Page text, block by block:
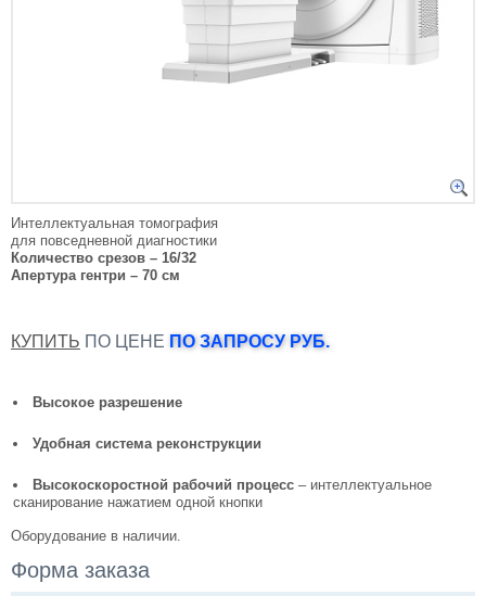
Интеллектуальная томография
для повседневной диагностики
Количество срезов – 16/32
Апертура гентри – 70 см
КУПИТЬ ПО ЦЕНЕ ПО ЗАПРОСУ РУБ.
Высокое разрешение
Удобная система реконструкции
Высокоскоростной рабочий процесс – интеллектуальное
сканирование нажатием одной кнопки
Оборудование в наличии.
Форма заказа